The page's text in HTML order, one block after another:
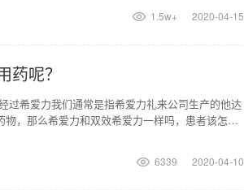
1.5w+ 2020-04-15
药呢？
过希爱力我们通常是指希爱力礼来公司生产的他达
，那么希爱力和双效希爱力一样吗，患者该怎么
6339 2020-04-10